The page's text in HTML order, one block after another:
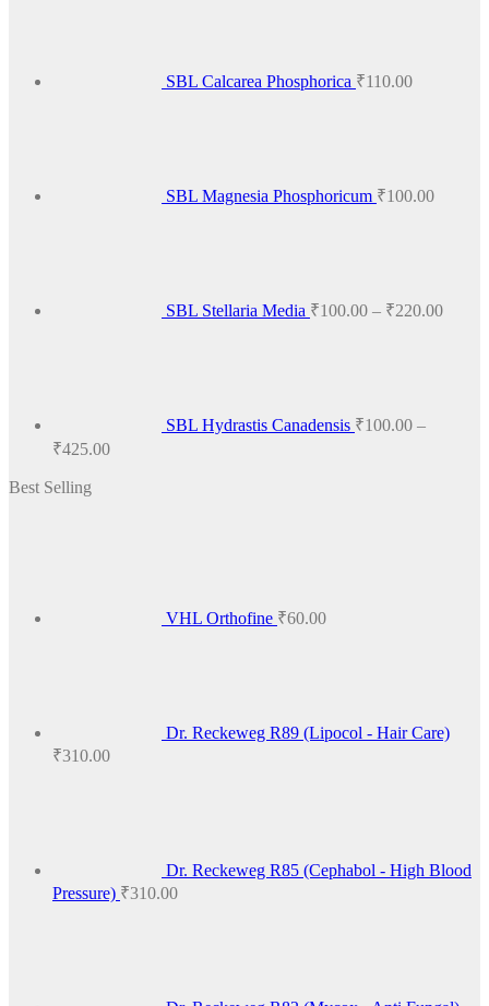
SBL Calcarea Phosphorica ₹110.00
SBL Magnesia Phosphoricum ₹100.00
SBL Stellaria Media ₹100.00 – ₹220.00
SBL Hydrastis Canadensis ₹100.00 –
₹425.00Price
Best Selling
VHL Orthofine ₹60.00
Dr. Reckeweg R89 (Lipocol - Hair Care)
₹310.00
Dr. Reckeweg R85 (Cephabol - High Blood
Pressure) ₹310.00